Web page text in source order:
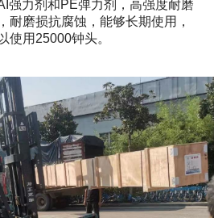
强力剂和PE弹力剂，高强度耐磨
耐磨损抗腐蚀，能够长期使用，
使用25000钟头。